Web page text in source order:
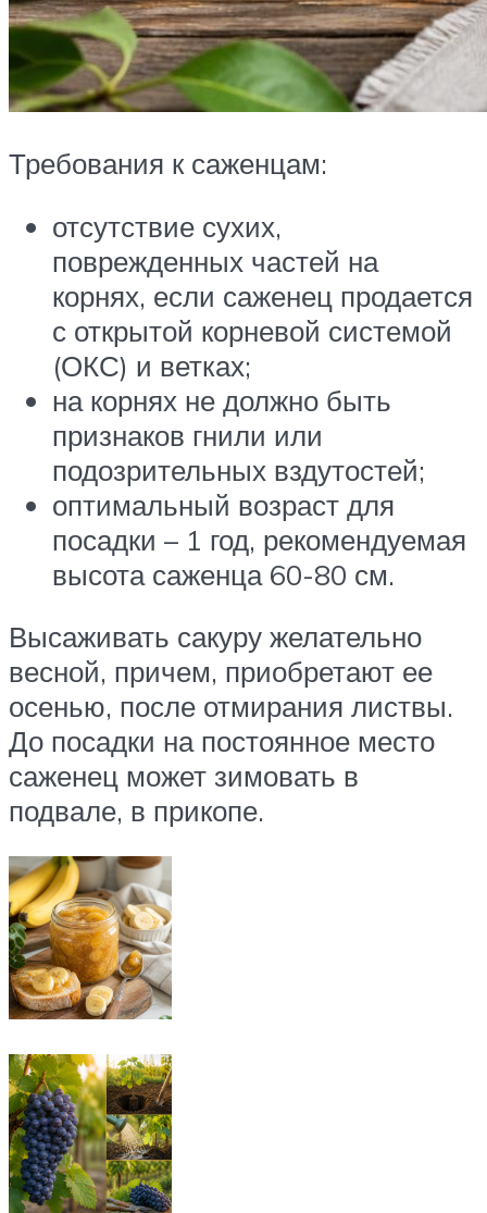
Требования к саженцам:
отсутствие сухих,
поврежденных частей на
корнях, если саженец продается
с открытой корневой системой
(ОКС) и ветках;
на корнях не должно быть
признаков гнили или
подозрительных вздутостей;
оптимальный возраст для
посадки – 1 год, рекомендуемая
высота саженца 60-80 см.
Высаживать сакуру желательно
весной, причем, приобретают ее
осенью, после отмирания листвы.
До посадки на постоянное место
саженец может зимовать в
подвале, в прикопе.